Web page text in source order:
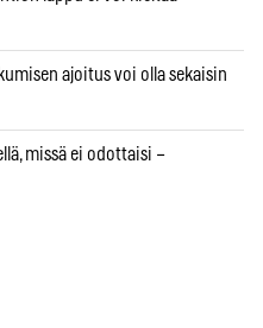
ajoitus voi olla sekaisin
missä ei odottaisi –